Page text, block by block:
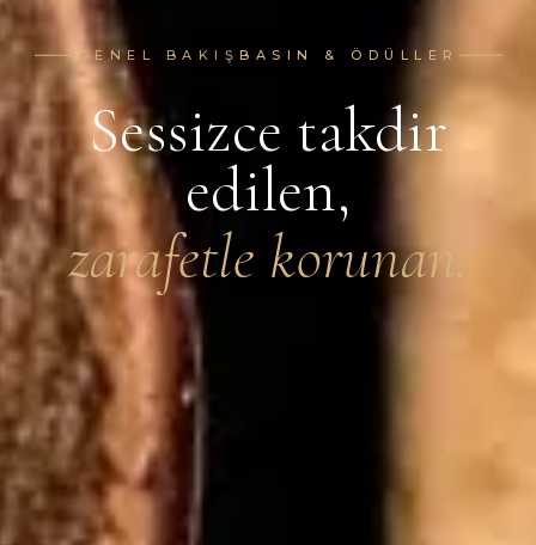
GENEL BAKIŞ BASIN & ÖDÜLLER
Sessizce takdir
edilen,
zarafetle korunan.